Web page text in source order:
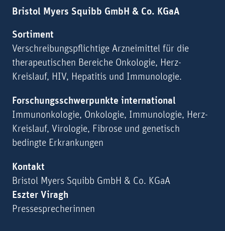
Bristol Myers Squibb GmbH & Co. KGaA
Sortiment
Verschreibungspflichtige Arzneimittel für die
therapeutischen Bereiche Onkologie, Herz-
Kreislauf, HIV, Hepatitis und Immunologie.
Forschungsschwerpunkte international
Immunonkologie, Onkologie, Immunologie, Herz-
Kreislauf, Virologie, Fibrose und genetisch
bedingte Erkrankungen
Kontakt
Bristol Myers Squibb GmbH & Co. KGaA
Eszter Viragh
Pressesprecherinnen